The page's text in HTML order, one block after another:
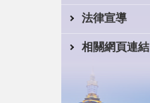
法律宣導
相關網頁連結